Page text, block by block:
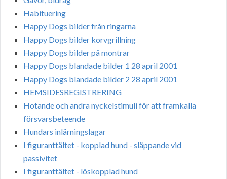
Habituering
Happy Dogs bilder från ringarna
Happy Dogs bilder korvgrillning
Happy Dogs bilder på montrar
Happy Dogs blandade bilder 1 28 april 2001
Happy Dogs blandade bilder 2 28 april 2001
HEMSIDESREGISTRERING
Hotande och andra nyckelstimuli för att framkalla
försvarsbeteende
Hundars inlärningslagar
I figuranttältet - kopplad hund - släppande vid
passivitet
I figuranttältet - löskopplad hund